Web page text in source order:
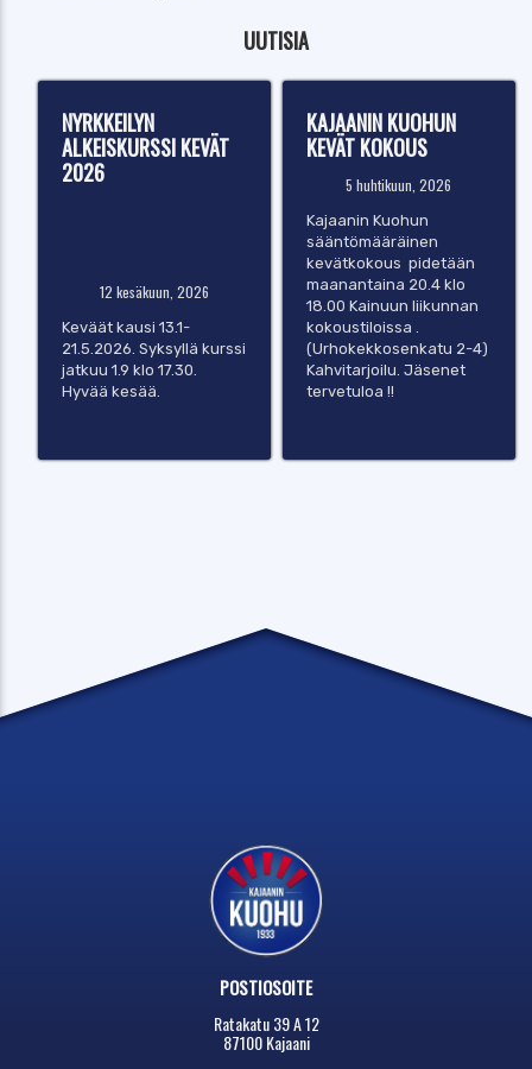
UUTISIA
NYRKKEILYN
ALKEISKURSSI KEVÄT
2026
12 kesäkuun, 2026
Keväät kausi 13.1-
21.5.2026. Syksyllä kurssi
jatkuu 1.9 klo 17.30.
Hyvää kesää.
KAJAANIN KUOHUN
KEVÄT KOKOUS
5 huhtikuun, 2026
Kajaanin Kuohun
sääntömääräinen
kevätkokous pidetään
maanantaina 20.4 klo
18.00 Kainuun liikunnan
kokoustiloissa .
(Urhokekkosenkatu 2-4)
Kahvitarjoilu. Jäsenet
tervetuloa !!
POSTIOSOITE
Ratakatu 39 A 12
87100 Kajaani